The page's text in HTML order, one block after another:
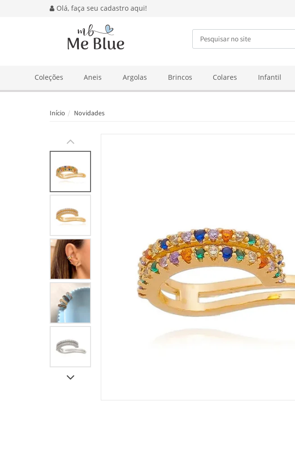
Olá, faça seu cadastro aqui!
BUSCA
Coleções Aneis Argolas Brincos Colares Infantil
Início Novidades